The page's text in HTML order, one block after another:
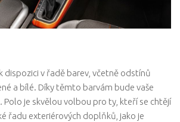
dispozici v řadě barev, včetně odstínů
a bílé. Díky těmto barvám bude vaše
Polo je skvělou volbou pro ty, kteří se chtějí
řadu exteriérových doplňků, jako je